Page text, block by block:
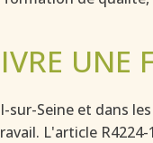
UNE
sur-Seine et dans
L'article